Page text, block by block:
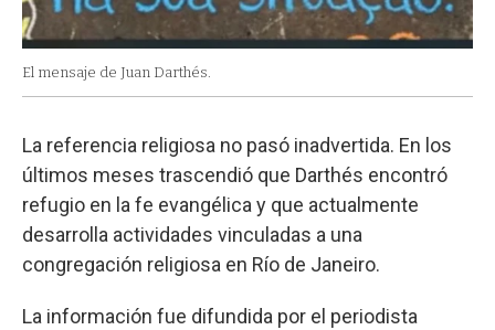
El mensaje de Juan Darthés.
La referencia religiosa no pasó inadvertida. En los
últimos meses trascendió que Darthés encontró
refugio en la fe evangélica y que actualmente
desarrolla actividades vinculadas a una
congregación religiosa en Río de Janeiro.
La información fue difundida por el periodista